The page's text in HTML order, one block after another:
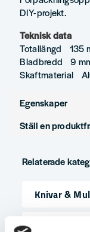
DIY-projekt.
Teknisk data
Totallängd 135
Bladbredd 9
Skaftmaterial
Egenskaper
Produkttyp
Ställ en
Fråga oss något
Relaterade
Knivar &